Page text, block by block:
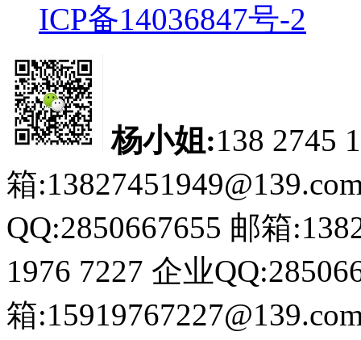
ICP备14036847号-2
杨小姐:138 2745
箱
QQ:2850667655 邮箱
1976 7227 企业
箱